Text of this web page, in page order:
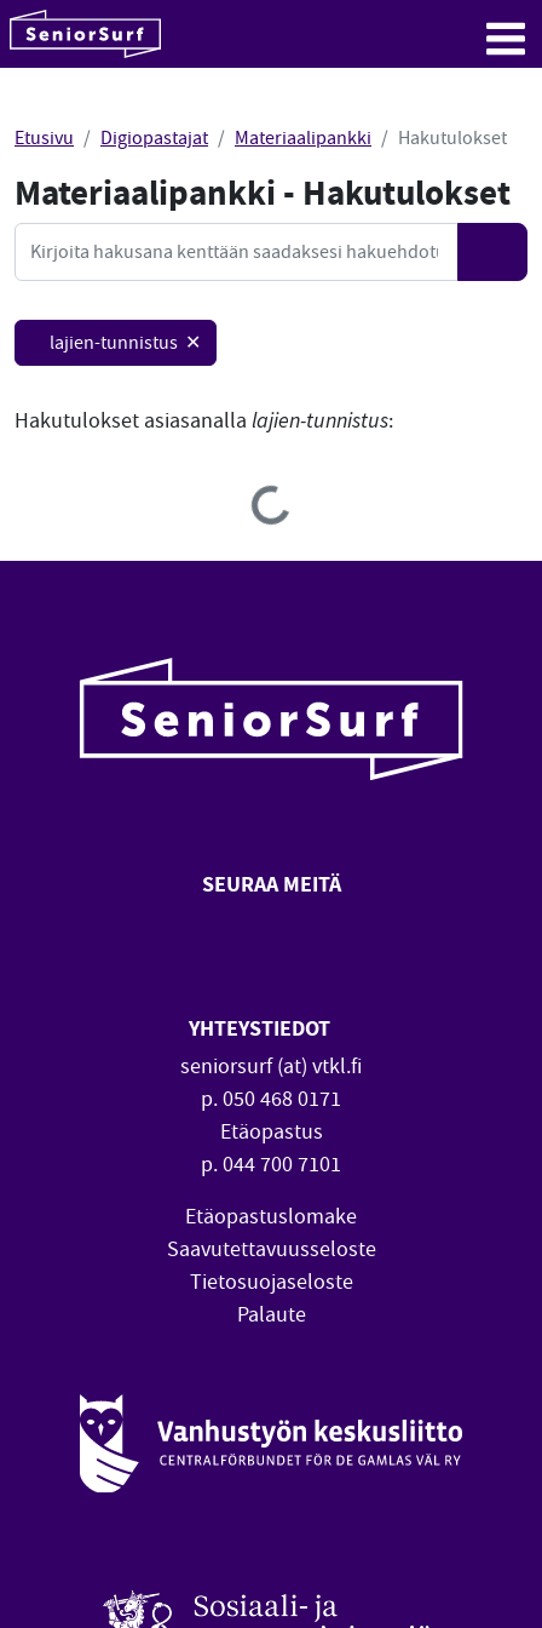
Hyppää sisältöön
Etusivu Digiopastajat Materiaalipankki Hakutulokset
Materiaalipankki - Hakutulokset
Haku
Hae
lajien-tunnistus ✕
Hakutulokset asiasanalla lajien-tunnistus:
Loading...
SEURAA MEITÄ
YHTEYSTIEDOT
seniorsurf (at) vtkl.fi
p. 050 468 0171
Etäopastus
p. 044 700 7101
Etäopastuslomake
Saavutettavuusseloste
Tietosuojaseloste
Palaute